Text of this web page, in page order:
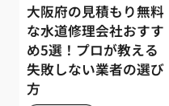
大阪府の見積もり無料
な水道修理会社おすす
め5選！プロが教える
失敗しない業者の選び
方